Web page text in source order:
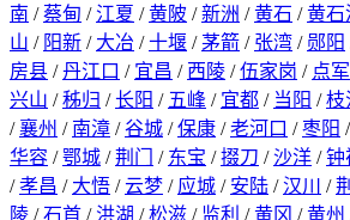
南 /蔡甸 / 江夏 /黄陂 /新洲 /黄石 /黄石
山 / 阳新 / 大冶 /十堰 /茅箭 / 张湾 / 郧阳
房县 /丹江口 / 宜昌 / 西陵 /伍家岗 / 点军
兴山 /秭归 /长阳 / 五峰 / 宜都 / 当阳 /枝
/襄州 / 南漳 /谷城 /保康 /老河口 /枣阳 /
华容 /鄂城 /荆门 / 东宝 /掇刀 /沙洋 /钟
/孝昌 / 大悟 /云梦 / 应城 / 安陆 /汉川 /
陵 /石首 / 洪湖 /松滋 / 监利 /黄冈 /黄州